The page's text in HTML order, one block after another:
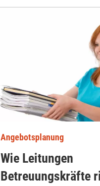
Angebotsplanung
Wie Leitungen
Betreuungskräfte